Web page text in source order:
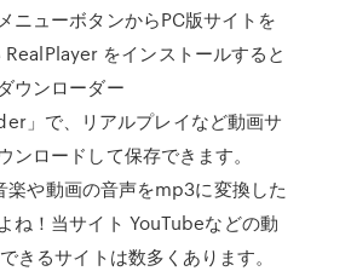
ニューボタンからPC版サイトを
RealPlayer をインストールすると
ウンローダー
」で、リアルプレイなど動画サ
ンロードして保存できます。
楽や動画の音声をmp3に変換した
ね！当サイト YouTubeなどの動
きるサイトは数多くあります。